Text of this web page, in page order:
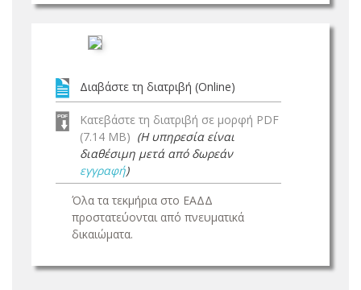
Διαβάστε τη διατριβή (Online)
Κατεβάστε τη διατριβή σε μορφή PDF
(7.14 MB) (Η υπηρεσία είναι
διαθέσιμη μετά από δωρεάν
εγγραφή)
Όλα τα τεκμήρια στο ΕΑΔΔ
προστατεύονται από πνευματικά
δικαιώματα.